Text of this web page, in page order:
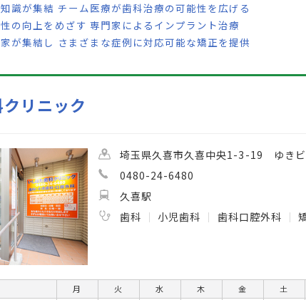
識が集結 チーム医療が歯科治療の可能性を広げる
の向上をめざす 専門家によるインプラント治療
が集結し さまざまな症例に対応可能な矯正を提供
リニック
埼玉県久喜市久喜中央1-3-19 ゆき
0480-24-6480
久喜駅
歯科
小児歯科 歯科口腔外科 矯
月 火 水 木 金 土